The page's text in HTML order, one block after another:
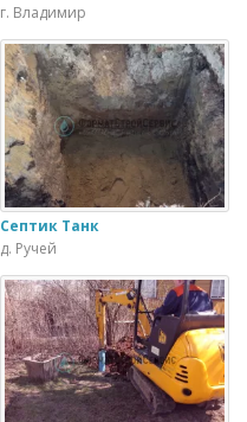
г. Владимир
Септик Танк
д. Ручей